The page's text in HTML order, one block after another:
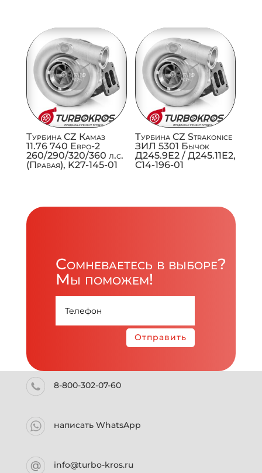
Турбина CZ Камаз
11.76 740 Евро-2
260/290/320/360 л.с.
(Правая), K27-145-01
Турбина CZ Strakonice
ЗИЛ 5301 Бычок
Д245.9Е2 / Д245.11Е2,
C14-196-01
Сомневаетесь в выборе?
Мы поможем!
Отправить
8-800-302-07-60
написать WhatsApp
info@turbo-kros.ru